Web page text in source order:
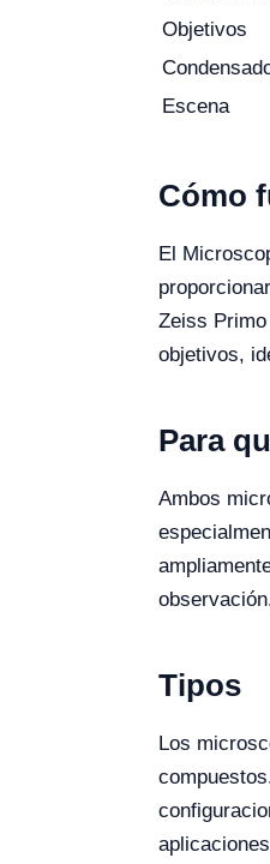
Objetivos
Escena
Cómo
El
Zeiss
objetivos,
Para
Ambos
Tipos
Los